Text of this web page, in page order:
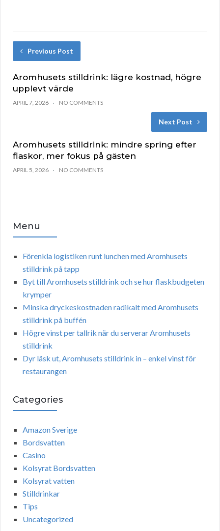
Previous Post
Aromhusets stilldrink: lägre kostnad, högre
upplevt värde
APRIL 7, 2026 NO COMMENTS
Next Post
Aromhusets stilldrink: mindre spring efter
flaskor, mer fokus på gästen
APRIL 5, 2026 NO COMMENTS
Menu
Förenkla logistiken runt lunchen med Aromhusets
stilldrink på tapp
Byt till Aromhusets stilldrink och se hur flaskbudgeten
krymper
Minska dryckeskostnaden radikalt med Aromhusets
stilldrink på buffén
Högre vinst per tallrik när du serverar Aromhusets
stilldrink
Dyr läsk ut, Aromhusets stilldrink in – enkel vinst för
restaurangen
Categories
Amazon Sverige
Bordsvatten
Casino
Kolsyrat Bordsvatten
Kolsyrat vatten
Stilldrinkar
Tips
Uncategorized